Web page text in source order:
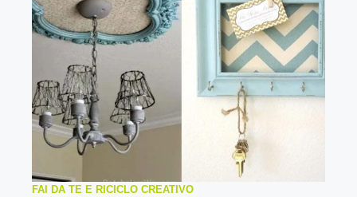
FAI DA TE E RICICLO CREATIVO